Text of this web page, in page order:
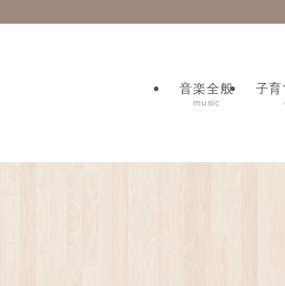
音楽全般
music
子